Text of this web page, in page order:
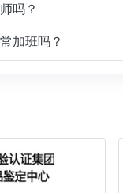
吗？
加班吗？